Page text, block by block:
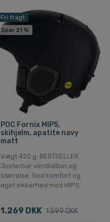
Fri fragt
Spar 21 %
POC Fornix MIPS,
skihjelm, apatite navy
matt
Vægt 420 g. BESTSELLER.
Justerbar ventilation og
størrelse. God komfort og
øget sikkerhed med MIPS
1.269 DKK 1.599 DKK